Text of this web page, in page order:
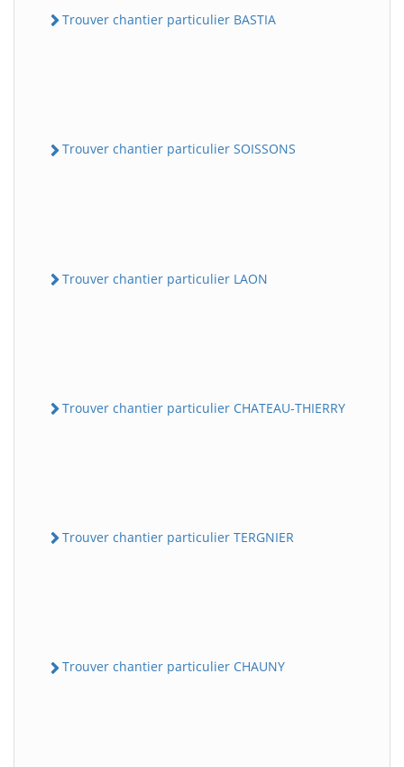
Trouver chantier particulier BASTIA
Trouver chantier particulier SOISSONS
Trouver chantier particulier LAON
Trouver chantier particulier CHATEAU-THIERRY
Trouver chantier particulier TERGNIER
Trouver chantier particulier CHAUNY